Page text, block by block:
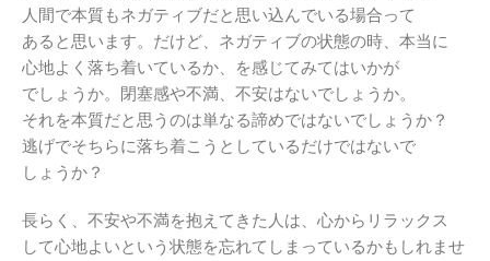
人間で本質もネガティブだと思い込んでいる場合って
あると思います。だけど、ネガティブの状態の時、本当に
心地よく落ち着いているか、を感じてみてはいかが
でしょうか。閉塞感や不満、不安はないでしょうか。
それを本質だと思うのは単なる諦めではないでしょうか？
逃げでそちらに落ち着こうとしているだけではないで
しょうか？
長らく、不安や不満を抱えてきた人は、心からリラックス
して心地よいという状態を忘れてしまっているかもしれませ